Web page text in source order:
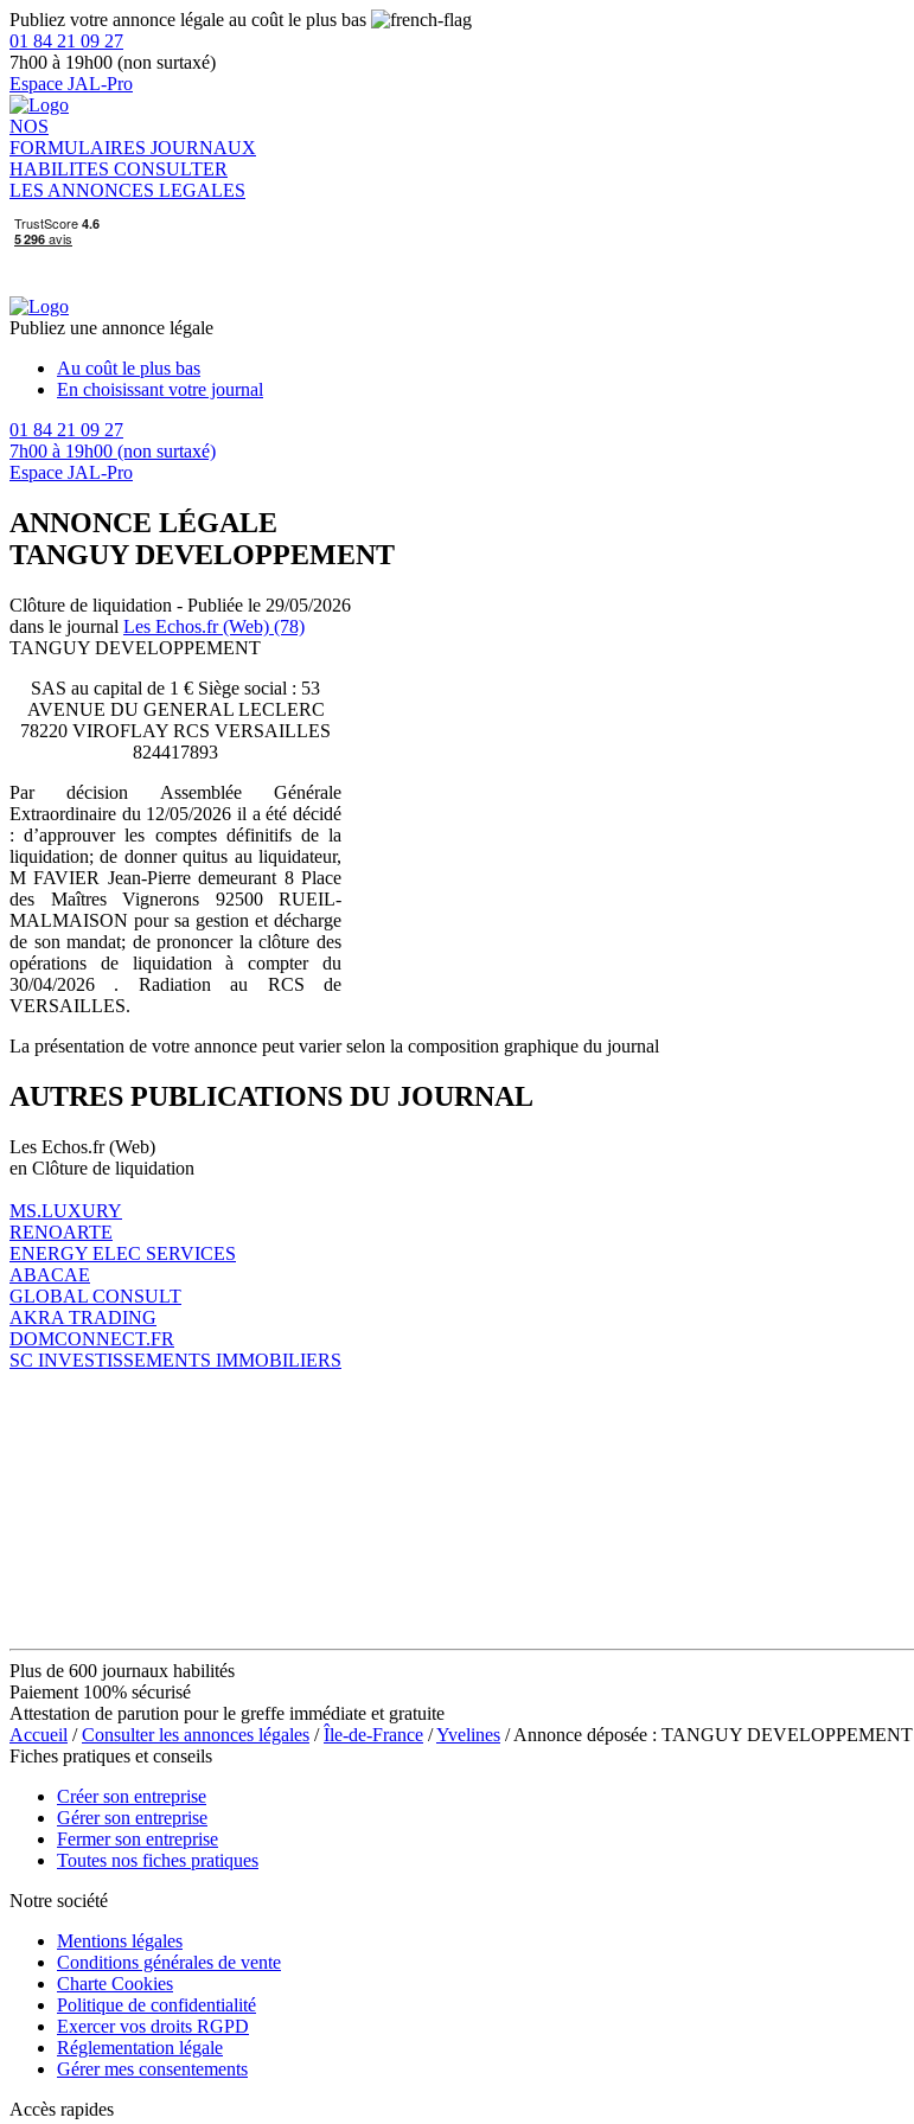
Publiez votre annonce légale au coût le plus bas
01 84 21 09 27
7h00 à 19h00 (non surtaxé)
Espace JAL-Pro
NOS
FORMULAIRES JOURNAUX
HABILITES CONSULTER
LES ANNONCES LEGALES
Publiez une annonce légale
Au coût le plus bas
En choisissant votre journal
01 84 21 09 27
7h00 à 19h00 (non surtaxé)
Espace JAL-Pro
ANNONCE LÉGALE
TANGUY DEVELOPPEMENT
Clôture de liquidation - Publiée le 29/05/2026
dans le journal Les Echos.fr (Web) (78)
TANGUY DEVELOPPEMENT
SAS au capital de 1 € Siège social : 53
AVENUE DU GENERAL LECLERC
78220 VIROFLAY RCS VERSAILLES
824417893
Par décision Assemblée Générale
Extraordinaire du 12/05/2026 il a été décidé
: d’approuver les comptes définitifs de la
liquidation; de donner quitus au liquidateur,
M FAVIER Jean-Pierre demeurant 8 Place
des Maîtres Vignerons 92500 RUEIL-
MALMAISON pour sa gestion et décharge
de son mandat; de prononcer la clôture des
opérations de liquidation à compter du
30/04/2026 . Radiation au RCS de
VERSAILLES.
La présentation de votre annonce peut varier selon la composition graphique du journal
AUTRES PUBLICATIONS DU JOURNAL
Les Echos.fr (Web)
en Clôture de liquidation
MS.LUXURY
RENOARTE
ENERGY ELEC SERVICES
ABACAE
GLOBAL CONSULT
AKRA TRADING
DOMCONNECT.FR
SC INVESTISSEMENTS IMMOBILIERS
Plus de 600 journaux habilités
Paiement 100% sécurisé
Attestation de parution pour le greffe immédiate et gratuite
Accueil /Consulter les annonces légales /Île-de-France /Yvelines / Annonce déposée : TANGUY DEVELOPPEMENT
Fiches pratiques et conseils
Créer son entreprise
Gérer son entreprise
Fermer son entreprise
Toutes nos fiches pratiques
Notre société
Mentions légales
Conditions générales de vente
Charte Cookies
Politique de confidentialité
Exercer vos droits RGPD
Réglementation légale
Gérer mes consentements
Accès rapides